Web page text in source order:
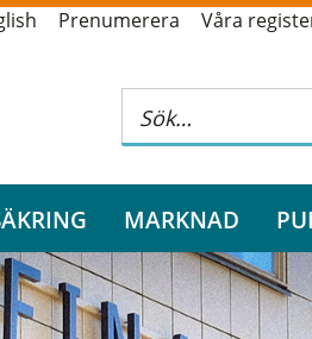
Prenumerera Våra
MARKNAD